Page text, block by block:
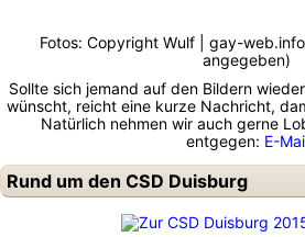
Fotos: Copyright Wulf | gay-
angegeben)
Sollte sich jemand auf den Bildern
wünscht, reicht eine kurze Nachricht,
Natürlich nehmen wir auch gerne
entgegen: E-
Rund um den CSD Duisburg